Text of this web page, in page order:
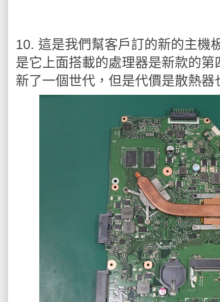
10. 這是我們幫客戶訂的新的主機
是它上面搭載的處理器是新款的
新了一個世代，但是代價是散熱